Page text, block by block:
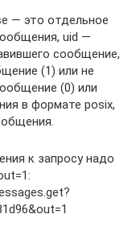
— это отдельное
uid —
сообщение,
(1) или не
(0) или
в формате posix,
к запросу надо